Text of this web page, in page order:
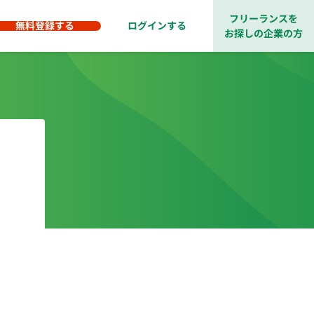
無料登録する ログインする
フリーランスを
お探しの企業の方